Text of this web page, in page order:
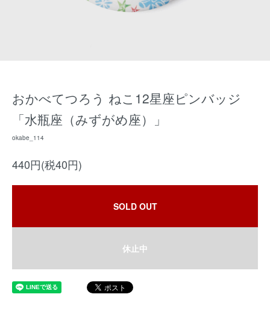
おかべてつろう ねこ12星座ピンバッジ
「水瓶座（みずがめ座）」
okabe_114
440円(税40円)
SOLD OUT
休止中